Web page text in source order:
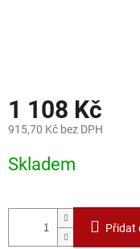
1 108 Kč
915,70 Kč bez DPH
cena:
Skladem
Přidat